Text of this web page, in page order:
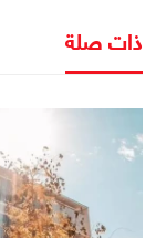
ذات صلة